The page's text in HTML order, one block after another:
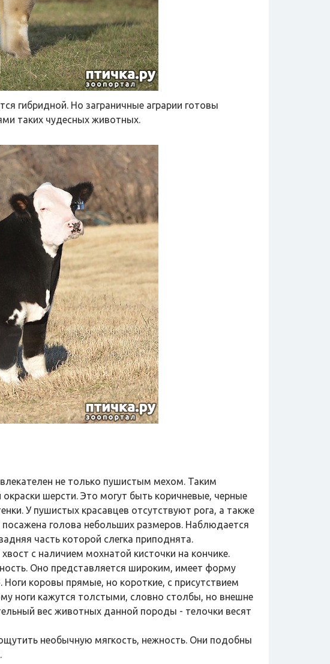
гибридной. Но заграничные аграрии готовы
таких чудесных животных.
не только пушистым мехом. Таким
шерсти. Это могут быть коричневые, черные
У пушистых красавцев отсутствуют рога, а также
голова небольших размеров. Наблюдается
часть которой слегка приподнята.
с наличием мохнатой кисточки на кончике.
Оно представляется широким, имеет форму
коровы прямые, но короткие, с присутствием
ноги кажутся толстыми, словно столбы, но внешне
вес животных данной породы - телочки весят
необычную мягкость, нежность. Они подобны